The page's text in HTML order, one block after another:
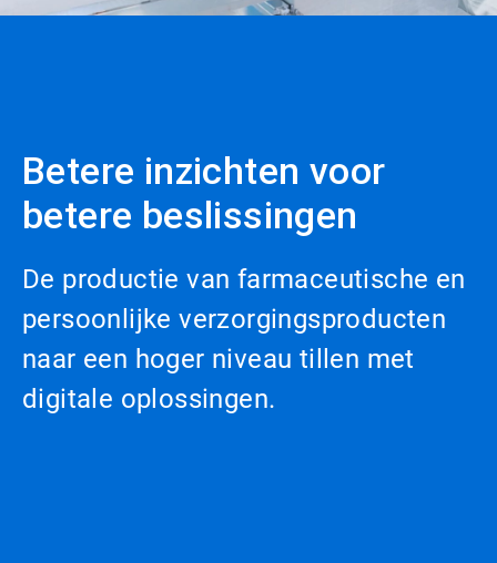
Betere inzichten voor
betere beslissingen
De productie van farmaceutische en
persoonlijke verzorgingsproducten
naar een hoger niveau tillen met
digitale oplossingen.